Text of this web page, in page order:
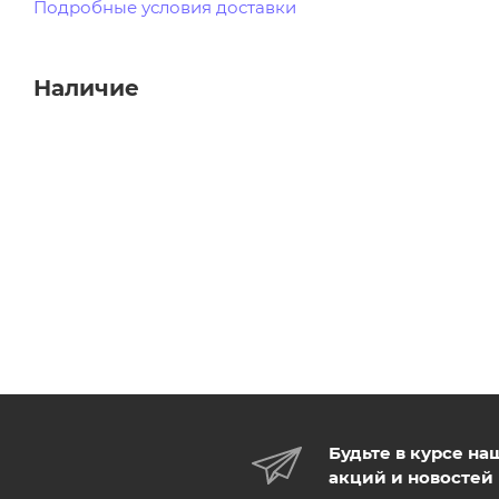
Подробные условия доставки
Наличие
Будьте в курсе
акций и новостей